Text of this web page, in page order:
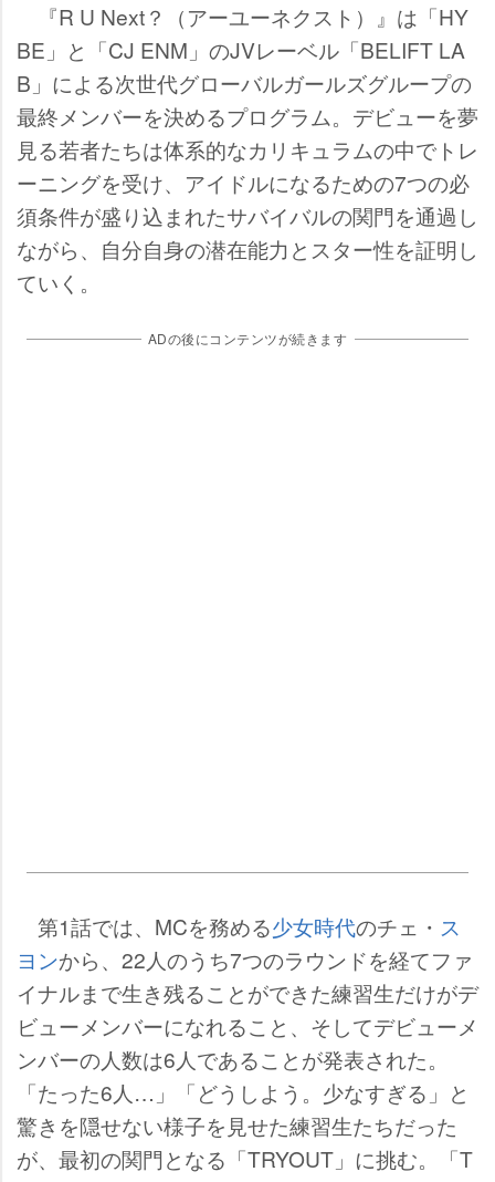
『R U Next？（アーユーネクスト）』は「HY
BE」と「CJ ENM」のJVレーベル「BELIFT LA
B」による次世代グローバルガールズグループの
最終メンバーを決めるプログラム。デビューを夢
見る若者たちは体系的なカリキュラムの中でトレ
ーニングを受け、アイドルになるための7つの必
須条件が盛り込まれたサバイバルの関門を通過し
ながら、自分自身の潜在能力とスター性を証明し
ていく。
ADの後にコンテンツが続きます
第1話では、MCを務める少女時代のチェ・ ス
ヨンから、22人のうち7つのラウンドを経てファ
イナルまで生き残ることができた練習生だけがデ
ビューメンバーになれること、そしてデビューメ
ンバーの人数は6人であることが発表された。
「たった6人…」「どうしよう。少なすぎる」と
驚きを隠せない様子を見せた練習生たちだった
が、最初の関門となる「TRYOUT」に挑む。「T